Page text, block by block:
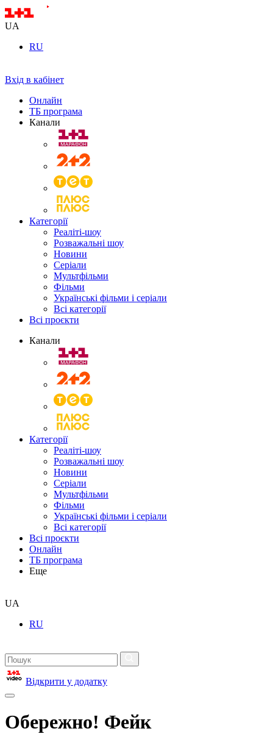
UA
RU
Вхід в кабінет
Онлайн
ТБ програма
Канали
Категорії
Реаліті-шоу
Розважальні шоу
Новини
Серіали
Мультфільми
Фільми
Українські фільми і серіали
Всі категорії
Всі проєкти
Канали
Категорії
Реаліті-шоу
Розважальні шоу
Новини
Серіали
Мультфільми
Фільми
Українські фільми і серіали
Всі категорії
Всі проєкти
Онлайн
ТБ програма
Еще
UA
RU
Відкрити у додатку
Обережно! Фейк